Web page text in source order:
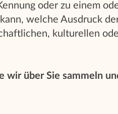
oder zu einem
welche Ausdruck
kulturellen
wir über Sie sammeln